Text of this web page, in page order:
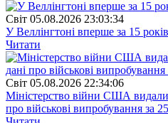
Свiт 05.08.2026 23:03:34
У Веллінгтоні вперше за 15
Читати
Свiт 05.08.2026 22:34:06
Міністерство війни США
про військові випробування за